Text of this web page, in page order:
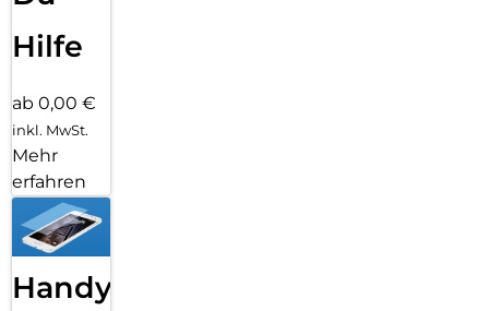
Hilfe
ab 0,00 €
inkl. MwSt.
Mehr
erfahren
Handy